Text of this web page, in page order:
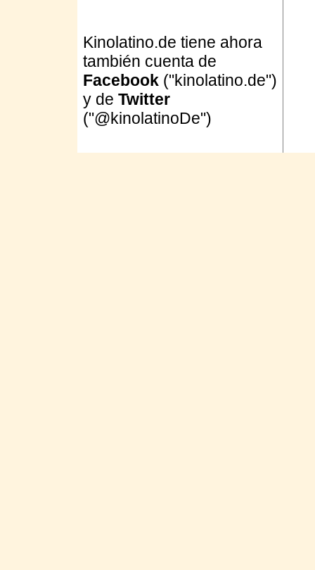
Kinolatino.de tiene ahora
también cuenta de
Facebook ("kinolatino.de")
y de Twitter
("@kinolatinoDe")